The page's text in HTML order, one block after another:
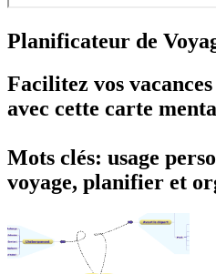
Planificateur de
Facilitez vos
avec cette carte
Mots clés: usage
voyage, planifier et